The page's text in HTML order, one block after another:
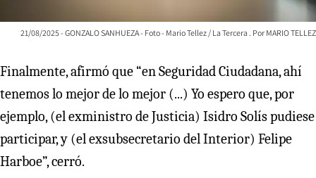
21/08/2025 - GONZALO SANHUEZA - Foto - Mario Tellez / La Tercera MARIO TELLEZ
Finalmente, afirmó que “en Seguridad Ciudadana, ahí
tenemos lo mejor de lo mejor (...) Yo espero que, por
ejemplo, (el exministro de Justicia) Isidro Solís pudiese
participar, y (el exsubsecretario del Interior) Felipe
Harboe”, cerró.